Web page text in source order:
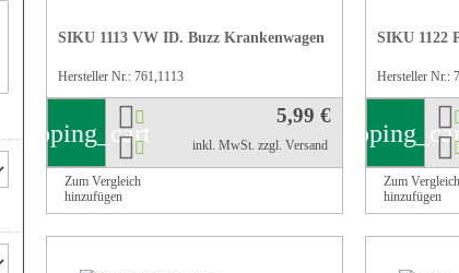
SIKU 1113 VW ID. Buzz Krankenwagen
Hersteller Nr.: 761,1113
5,99 €
inkl. MwSt. zzgl. Versand
shopping_cart
Zum Vergleich
hinzufügen
SIKU 1122
Hersteller Nr.:
Zum Vergleich
hinzufügen